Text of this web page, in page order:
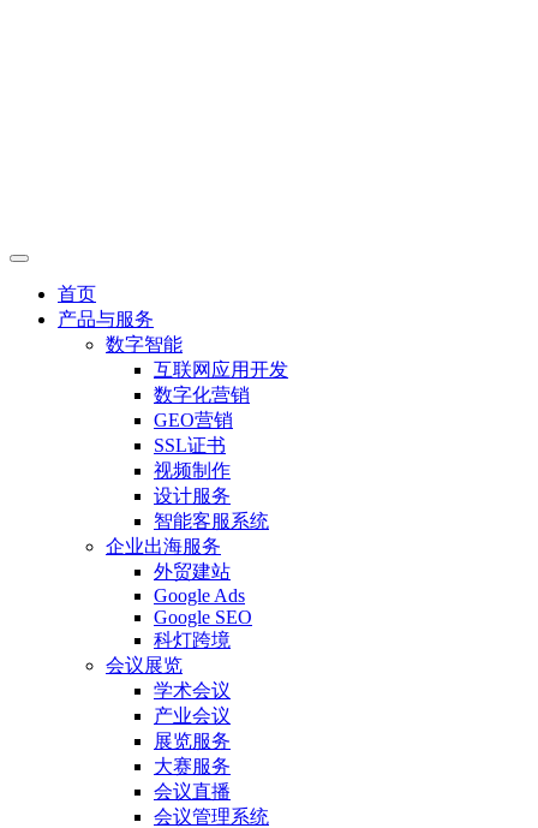
首页
产品与服务
数字智能
互联网应用开发
数字化营销
GEO营销
SSL证书
视频制作
设计服务
智能客服系统
企业出海服务
外贸建站
Google Ads
Google SEO
科灯跨境
会议展览
学术会议
产业会议
展览服务
大赛服务
会议直播
会议管理系统